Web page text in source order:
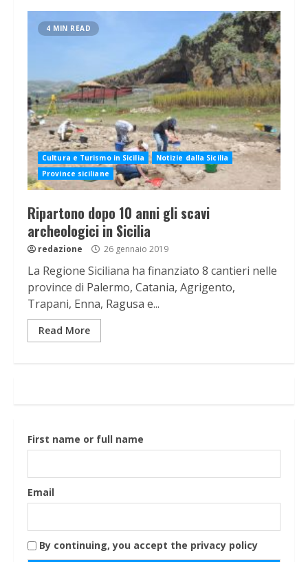
4 MIN READ
Cultura e Turismo in Sicilia
Notizie dalla Sicilia
Province siciliane
Ripartono dopo 10 anni gli scavi
archeologici in Sicilia
redazione 26 gennaio 2019
La Regione Siciliana ha finanziato 8 cantieri nelle
province di Palermo, Catania, Agrigento,
Trapani, Enna, Ragusa e...
Read More
First name or full name
Email
By continuing, you accept the privacy policy